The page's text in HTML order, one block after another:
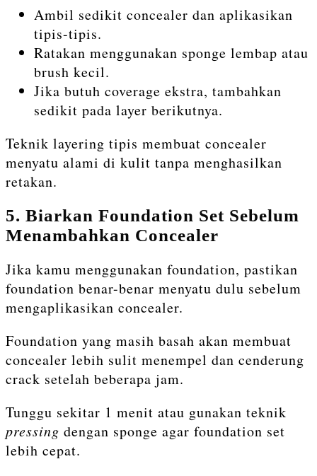
Ambil sedikit concealer dan aplikasikan
tipis-tipis.
Ratakan menggunakan sponge lembap atau
brush kecil.
Jika butuh coverage ekstra, tambahkan
sedikit pada layer berikutnya.
Teknik layering tipis membuat concealer
menyatu alami di kulit tanpa menghasilkan
retakan.
5. Biarkan Foundation Set Sebelum
Menambahkan Concealer
Jika kamu menggunakan foundation, pastikan
foundation benar-benar menyatu dulu sebelum
mengaplikasikan concealer.
Foundation yang masih basah akan membuat
concealer lebih sulit menempel dan cenderung
crack setelah beberapa jam.
Tunggu sekitar 1 menit atau gunakan teknik
pressing dengan sponge agar foundation set
lebih cepat.